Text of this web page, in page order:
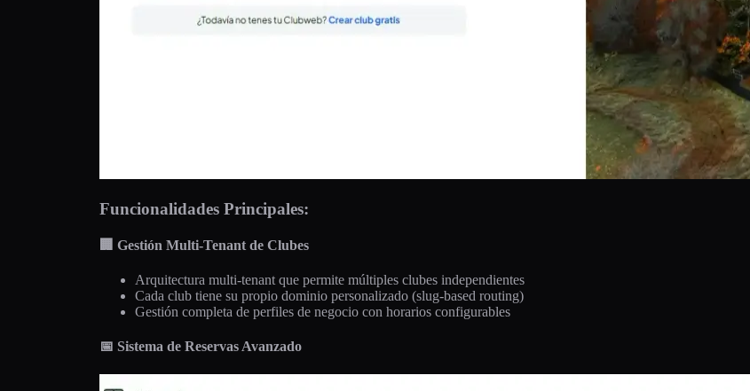
Funcionalidades Principales:
🏢 Gestión Multi-Tenant de Clubes
Arquitectura multi-tenant que permite múltiples clubes independientes
Cada club tiene su propio dominio personalizado (slug-based routing)
Gestión completa de perfiles de negocio con horarios configurables
📅 Sistema de Reservas Avanzado